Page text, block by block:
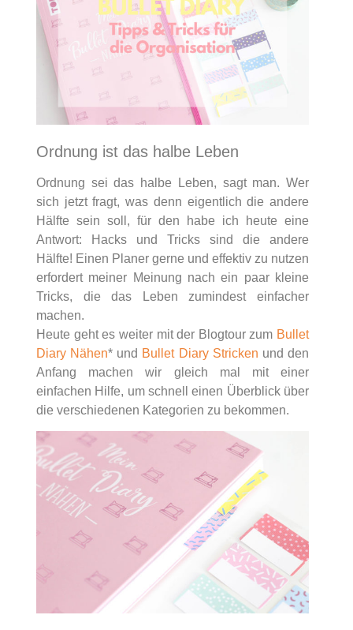
Ordnung ist das halbe Leben
Ordnung sei das halbe Leben, sagt man. Wer
sich jetzt fragt, was denn eigentlich die andere
Hälfte sein soll, für den habe ich heute eine
Antwort: Hacks und Tricks sind die andere
Hälfte! Einen Planer gerne und effektiv zu nutzen
erfordert meiner Meinung nach ein paar kleine
Tricks, die das Leben zumindest einfacher
machen.
Heute geht es weiter mit der Blogtour zum Bullet
Diary Nähen* und Bullet Diary Stricken und den
Anfang machen wir gleich mal mit einer
einfachen Hilfe, um schnell einen Überblick über
die verschiedenen Kategorien zu bekommen.